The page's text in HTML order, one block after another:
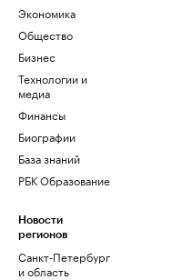
Экономика
Общество
Бизнес
Технологии и
медиа
Финансы
Биографии
База знаний
РБК Образование
Новости
регионов
Санкт-Петербург
и область